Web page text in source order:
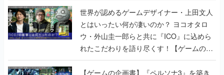
世界が認めるゲームデザイナー・上田文人
とはいったい何が凄いのか？ ヨコオタロ
ウ・外山圭一郎らと共に『ICO』に込めら
れたこだわりを語り尽くす！【ゲームの企
画書】
【ゲームの企画書】『ペルソナ3』を築き